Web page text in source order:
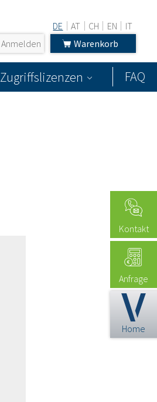
DE AT CH EN
IT
Anmelden
Warenkorb
Zugriffslizenzen FAQ
Kontakt
Anfrage
Home